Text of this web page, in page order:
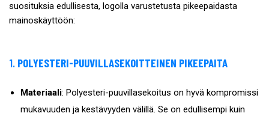
suosituksia edullisesta, logolla varustetusta pikeepaidasta
mainoskäyttöön:
1. POLYESTERI-PUUVILLASEKOITTEINEN PIKEEPAITA
Materiaali: Polyesteri-puuvillasekoitus on hyvä kompromissi
mukavuuden ja kestävyyden välillä. Se on edullisempi kuin